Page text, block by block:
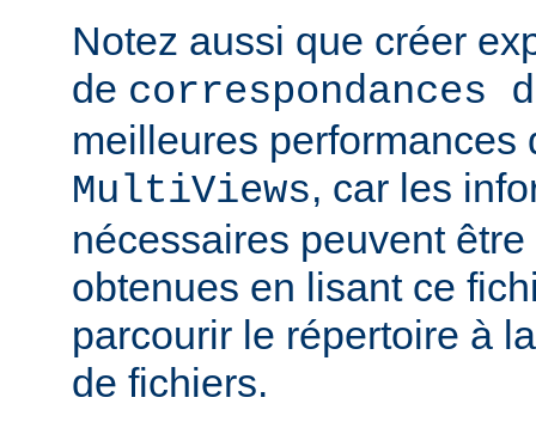
Notez aussi que créer
de correspondances
meilleures performances
MultiViews, car les
nécessaires peuvent
obtenues en lisant ce
parcourir le répertoire à
de fichiers.